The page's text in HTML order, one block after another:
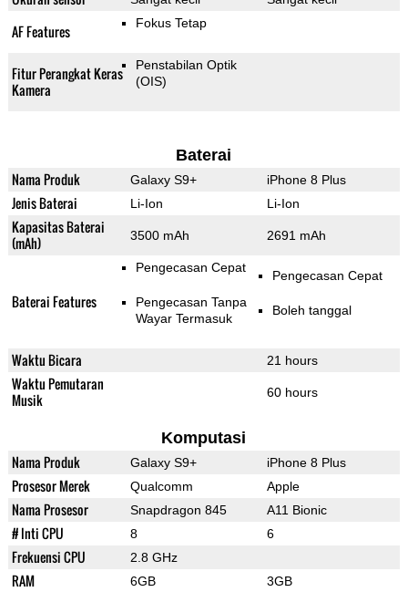
AF Features Fokus Tetap
Fitur Perangkat Keras
Kamera
Penstabilan Optik
(OIS)
Baterai
Nama Produk Galaxy S9+ iPhone 8 Plus
Jenis Baterai Li-Ion Li-Ion
Kapasitas Baterai
(mAh)
3500 mAh 2691 mAh
Baterai Features
Pengecasan Cepat
Pengecasan Tanpa
Wayar Termasuk
Pengecasan Cepat
Boleh tanggal
Waktu Bicara 21 hours
Waktu Pemutaran
Musik
60 hours
Komputasi
Nama Produk Galaxy S9+ iPhone 8 Plus
Prosesor Merek Qualcomm Apple
Nama Prosesor Snapdragon 845 A11 Bionic
# Inti CPU 8 6
Frekuensi CPU 2.8 GHz
RAM 6GB 3GB